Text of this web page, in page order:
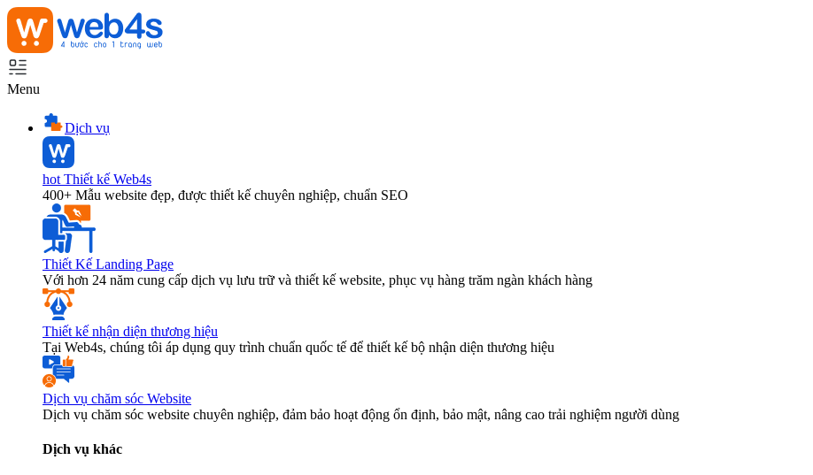
Menu
Dịch vụ
hot Thiết kế Web4s
400+ Mẫu website đẹp, được thiết kế chuyên nghiệp, chuẩn SEO
Thiết Kế Landing Page
Với hơn 24 năm cung cấp dịch vụ lưu trữ và thiết kế website, phục vụ hàng trăm ngàn khách hàng
Thiết kế nhận diện thương hiệu
Tại Web4s, chúng tôi áp dụng quy trình chuẩn quốc tế để thiết kế bộ nhận diện thương hiệu
Dịch vụ chăm sóc Website
Dịch vụ chăm sóc website chuyên nghiệp, đảm bảo hoạt động ổn định, bảo mật, nâng cao trải nghiệm người dùng
Dịch vụ khác